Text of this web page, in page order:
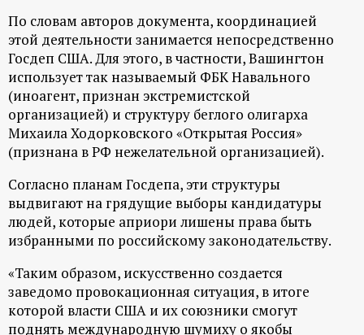
о
н
н
ы
й
п
р
По словам авторов документа, координацией
этой деятельности занимается непосредственно
Госдеп США. Для этого, в частности, Вашингтон
использует так называемый ФБК Навального
(иноагент, признан экстремистской
организацией) и структуру беглого олигарха
Михаила Ходорковского «Открытая Россия»
(признана в РФ нежелательной организацией).
Согласно планам Госдепа, эти структуры
выдвигают на грядущие выборы кандидатуры
людей, которые априори лишены права быть
избранными по российскому законодательству.
«Таким образом, искусственно создается
заведомо провокационная ситуация, в итоге
которой власти США и их союзники смогут
поднять международную шумиху о якобы